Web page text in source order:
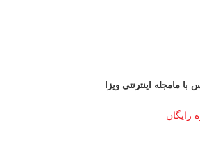
با مامجله اینترنتی ویزا
رایگان